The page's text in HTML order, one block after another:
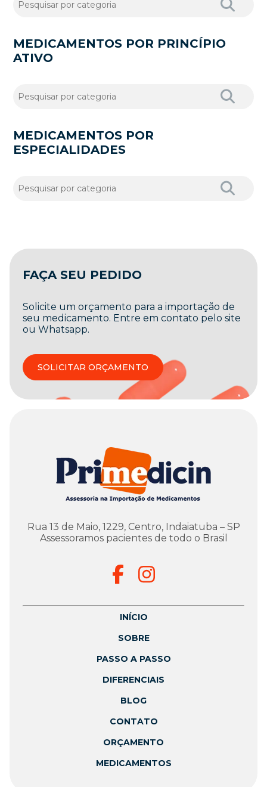
MEDICAMENTOS POR PRINCÍPIO
ATIVO
MEDICAMENTOS POR
ESPECIALIDADES
FAÇA SEU PEDIDO
Solicite um orçamento para a importação de
seu medicamento. Entre em contato pelo site
ou Whatsapp.
SOLICITAR ORÇAMENTO
Rua 13 de Maio, 1229, Centro, Indaiatuba – SP
Assessoramos pacientes de todo o Brasil
INÍCIO
SOBRE
PASSO A PASSO
DIFERENCIAIS
BLOG
CONTATO
ORÇAMENTO
MEDICAMENTOS